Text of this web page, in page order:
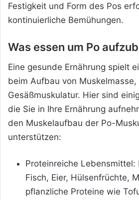
Festigkeit und Form des Pos
kontinuierliche Bemühungen.
Was essen um Po
Eine gesunde Ernährung spielt
beim Aufbau von
Gesäßmuskulatur. Hier sind
die Sie in Ihre Ernährung
den Muskelaufbau der Po-
unterstützen:
Proteinreiche Lebensmittel:
Fisch, Eier, Hülsenfrüchte,
pflanzliche Proteine wie